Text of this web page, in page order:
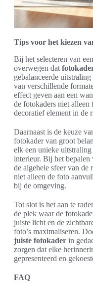
Tips voor het kiezen
Bij het selecteren van
overwegen dat
gebalanceerde
van verschillende
effect geven aan een
de fotokaders niet
decoratief element in de
Daarnaast is de keuze
fotokader van groot
elk een unieke
interieur. Bij het bepalen
de algehele sfeer van de
niet alleen de foto
bij de omgeving.
Tot slot is het aan te
de plek waar de
juiste licht en de
foto’s maximaliseren.
juiste fotokader in
zorgen dat elke
gepresenteerd en
FAQ